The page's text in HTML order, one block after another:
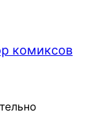
комиксов